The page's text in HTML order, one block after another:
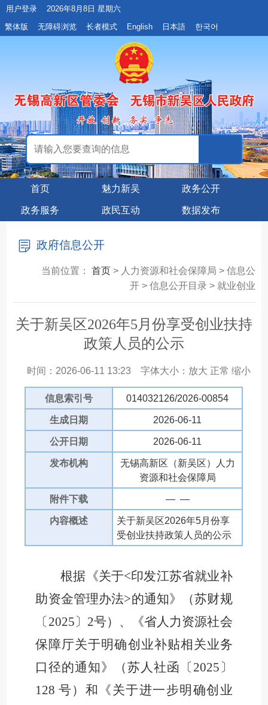
用户登录
2026年8月8日 星期六
繁体版
无障碍浏览 长者模式 English 日本語 한국어
首页 魅力新吴 政务公开
政务服务 政民互动 数据发布
政府信息公开
当前位置： 首页> 人力资源和社会保障局 > 信息公
开 > 信息公开目录 > 就业创业
关于新吴区2026年5月份享受创业扶持
政策人员的公示
时间：2026-06-11 13:23 字体大小： 放大 正常 缩小
信息索引号 014032126/2026-00854
生成日期 2026-06-11
公开日期 2026-06-11
发布机构
无锡高新区（新吴区）人力
资源和社会保障局
附件下载 — —
内容概述
关于新吴区2026年5月份享
受创业扶持政策人员的公示
根据《关于<印发江苏省就业补
助资金管理办法>的通知》（苏财规
〔 2025 〕 2号） 、
《省人力资源社会
保障厅关于明确创业补贴相关业务
口径的通知》（苏人社函〔 2025 〕
128 号） 和
《关于进一步明确创业